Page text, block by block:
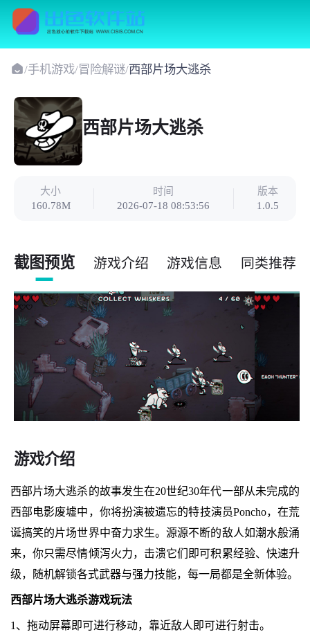
/手机游戏/冒险解谜/西部片场大逃杀
西部片场大逃杀
大小
160.78M
时间
2026-07-18 08:53:56
版本
1.0.5
截图预览 游戏介绍 游戏信息 同类推荐
游戏介绍
西部片场大逃杀的故事发生在20世纪30年代一部从未完成的
西部电影废墟中，你将扮演被遗忘的特技演员Poncho，在荒
诞搞笑的片场世界中奋力求生。源源不断的敌人如潮水般涌
来，你只需尽情倾泻火力，击溃它们即可积累经验、快速升
级，随机解锁各式武器与强力技能，每一局都是全新体验。
西部片场大逃杀游戏玩法
1、拖动屏幕即可进行移动，靠近敌人即可进行射击。